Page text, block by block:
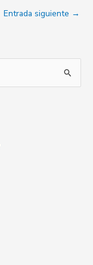
Entrada siguiente →